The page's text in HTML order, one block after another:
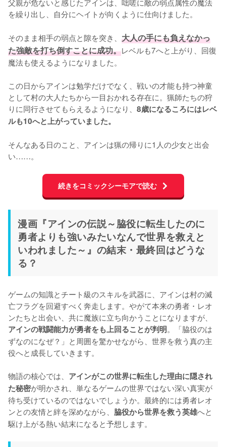
を繰り出し、自分にヘイトが向くように仕向けました。
そのまま相手の弱点と隙を突き、 大人の手にも負えなかっ
た強敵を打ち倒すことに成功。レベルも7へと上がり、回復
魔法も使えるようになりました。
この日からアインは勉学だけでなく、戦いの才能も持つ神童
として村の大人たちから一目おかれる存在に。猟師たちの狩
りに同行させてもらえるようになり、 8歳になるころにはレベ
ルも10へと上がっていました。
そんなある日のこと、アインは猟の帰りに1人の少女と出会
い……。
続きをコミックシーモアで読む
漫画『アインの伝説～脇役に転生したのに
勇者よりも強いみたいなんで世界を救えと
いわれました～』の結末・最終回はどうな
る？
ゲームの知識とチート級のスキルを武器に、アインは村の滅
亡フラグを回避すべく奔走します。やがて本来の勇者・レオ
ンたちと出会い、共に魔族に立ち向かうことになりますが、
アインの戦闘能力が勇者をも上回ることが判明。「脇役のは
ずなのになぜ？」と周囲を驚かせながら、世界を救う真の主
役へと成長していきます。
物語の核心では、 アインがこの世界に転生した理由に隠され
た秘密が明かされ、単なるゲームの世界ではない深い真実が
待ち受けているのではないでしょうか。最終的には勇者レオ
ンとの友情と絆を深めながら、 脇役から世界を救う英雄へと
駆け上がる熱い結末になると予想します。